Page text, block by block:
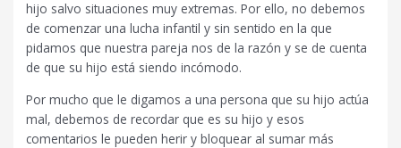
hijo salvo situaciones muy extremas. Por ello, no debemos
de comenzar una lucha infantil y sin sentido en la que
pidamos que nuestra pareja nos de la razón y se de cuenta
de que su hijo está siendo incómodo.
Por mucho que le digamos a una persona que su hijo actúa
mal, debemos de recordar que es su hijo y esos
comentarios le pueden herir y bloquear al sumar más